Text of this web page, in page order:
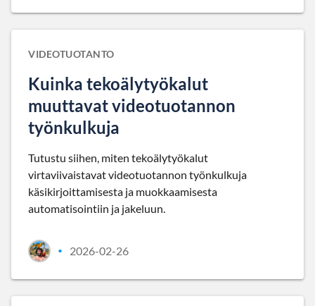
VIDEOTUOTANTO
Kuinka tekoälytyökalut
muuttavat videotuotannon
työnkulkuja
Tutustu siihen, miten tekoälytyökalut
virtaviivaistavat videotuotannon työnkulkuja
käsikirjoittamisesta ja muokkaamisesta
automatisointiin ja jakeluun.
• 2026-02-26